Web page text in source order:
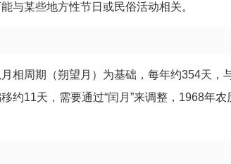
与某些地方性节日或民俗活动相关。
相周期（朔望月）为基础，每年约354天，
约11天，需要通过“闰月”来调整，1968年